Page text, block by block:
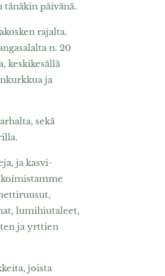
päivänä.
rajalta.
n. 20
keski­kesällä
ja
sekä
ja kasvi­
lumihiutaleet,
ja yrttien
joista